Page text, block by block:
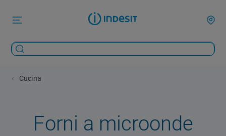
Cucina
Forni a microonde